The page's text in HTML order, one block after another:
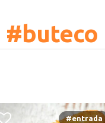
#buteco
#entrada